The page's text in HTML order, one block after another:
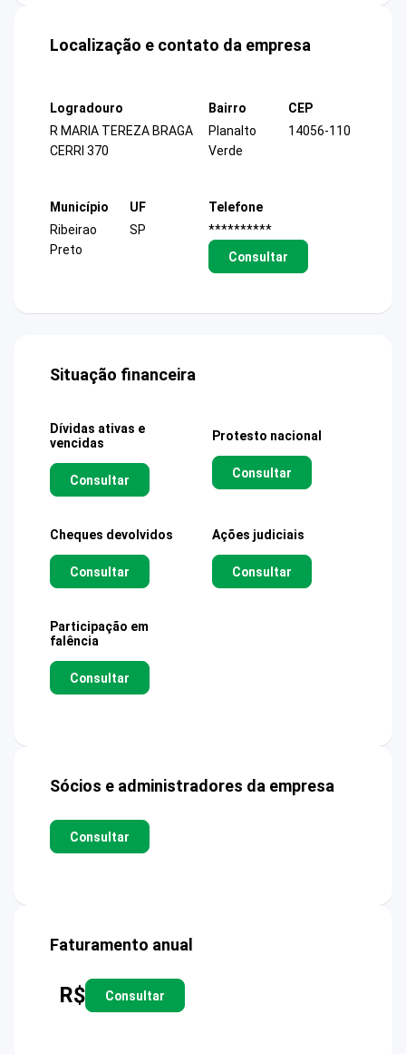
Localização e contato da empresa
Logradouro
R MARIA TEREZA BRAGA
CERRI 370
Bairro
Planalto
Verde
CEP
14056-110
Município
Ribeirao
Preto
UF
SP
Telefone
**********
Consultar
Situação financeira
Dívidas ativas e
vencidas
Consultar
Protesto nacional
Consultar
Cheques devolvidos
Consultar
Ações judiciais
Consultar
Participação em
falência
Consultar
Sócios e administradores da empresa
Consultar
Faturamento anual
R$ Consultar